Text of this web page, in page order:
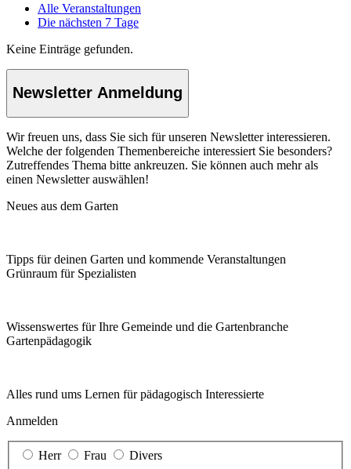
Alle Veranstaltungen
Die nächsten 7 Tage
Keine Einträge gefunden.
Newsletter Anmeldung
Wir freuen uns, dass Sie sich für unseren Newsletter interessieren.
Welche der folgenden Themenbereiche interessiert Sie besonders?
Zutreffendes Thema bitte ankreuzen. Sie können auch mehr als
einen Newsletter auswählen!
Neues aus dem Garten
Tipps für deinen Garten und kommende Veranstaltungen
Grünraum für Spezialisten
Wissenswertes für Ihre Gemeinde und die Gartenbranche
Garten­pädagogik
Alles rund ums Lernen für pädagogisch Interessierte
Anmelden
Herr Frau
Divers